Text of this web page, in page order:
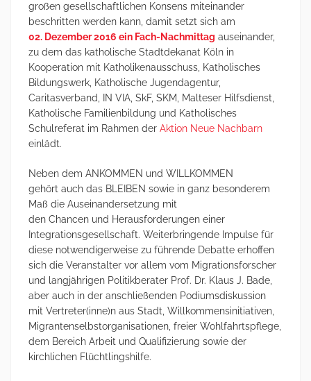
großen gesellschaftlichen Konsens miteinander
beschritten werden kann, damit setzt sich am
02. Dezember 2016 ein Fach-Nachmittag auseinander,
zu dem das katholische Stadtdekanat Köln in
Kooperation mit Katholikenausschuss, Katholisches
Bildungswerk, Katholische Jugendagentur,
Caritasverband, IN VIA, SkF, SKM, Malteser Hilfsdienst,
Katholische Familienbildung und Katholisches
Schulreferat im Rahmen der Aktion Neue Nachbarn
einlädt.
Neben dem ANKOMMEN und WILLKOMMEN
gehört auch das BLEIBEN sowie in ganz besonderem
Maß die Auseinandersetzung mit
den Chancen und Herausforderungen einer
Integrationsgesellschaft. Weiterbringende Impulse für
diese notwendigerweise zu führende Debatte erhoffen
sich die Veranstalter vor allem vom Migrationsforscher
und langjährigen Politikberater Prof. Dr. Klaus J. Bade,
aber auch in der anschließenden Podiumsdiskussion
mit Vertreter(inne)n aus Stadt, Willkommensinitiativen,
Migrantenselbstorganisationen, freier Wohlfahrtspflege,
dem Bereich Arbeit und Qualifizierung sowie der
kirchlichen Flüchtlingshilfe.